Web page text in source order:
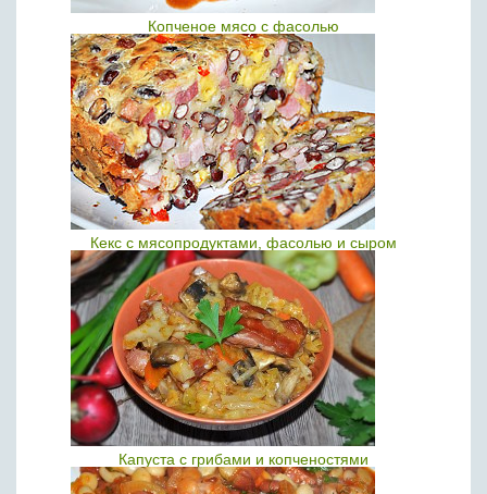
Копченое мясо с фасолью
Кекс с мясопродуктами, фасолью и сыром
Капуста с грибами и копченостями